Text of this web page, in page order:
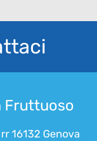
Fruttuoso
16132 Genova